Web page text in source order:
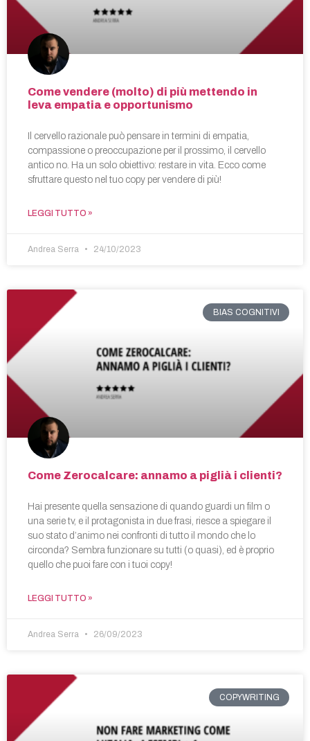
Come vendere (molto) di più mettendo in
leva empatia e opportunismo
Il cervello razionale può pensare in termini di empatia,
compassione o preoccupazione per il prossimo, il cervello
antico no. Ha un solo obiettivo: restare in vita. Ecco come
sfruttare questo nel tuo copy per vendere di più!
LEGGI TUTTO »
Andrea Serra 24/10/2023
BIAS COGNITIVI
Come Zerocalcare: annamo a piglià i clienti?
Hai presente quella sensazione di quando guardi un film o
una serie tv, e il protagonista in due frasi, riesce a spiegare il
suo stato d’animo nei confronti di tutto il mondo che lo
circonda? Sembra funzionare su tutti (o quasi), ed è proprio
quello che puoi fare con i tuoi copy!
LEGGI TUTTO »
Andrea Serra 26/09/2023
COPYWRITING